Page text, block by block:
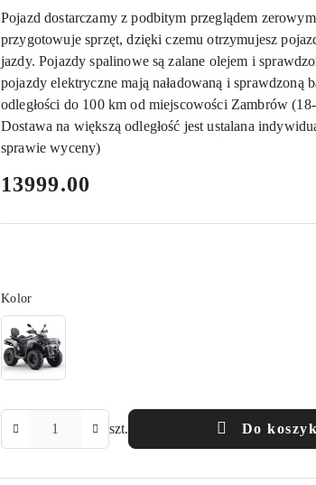
Pojazd dostarczamy z podbitym przeglądem
przygotowuje sprzęt, dzięki czemu otrzymujesz
jazdy. Pojazdy spalinowe są zalane olejem i
pojazdy elektryczne mają naładowaną i sprawdzoną
odległości do 100 km od miejscowości Zambrów (18-
Dostawa na większą odległość jest ustalana
sprawie wyceny)
cena:
13999.00
Wariant
Kolor
szt. Do